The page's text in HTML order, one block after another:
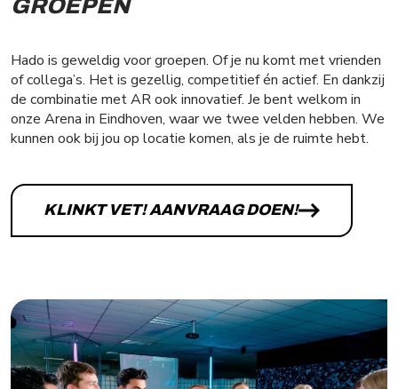
GROEPEN
Hado is geweldig voor groepen. Of je nu komt met vrienden
of collega’s. Het is gezellig, competitief én actief. En dankzij
de combinatie met AR ook innovatief. Je bent welkom in
onze Arena in Eindhoven, waar we twee velden hebben. We
kunnen ook bij jou op locatie komen, als je de ruimte hebt.
KLINKT VET! AANVRAAG DOEN!